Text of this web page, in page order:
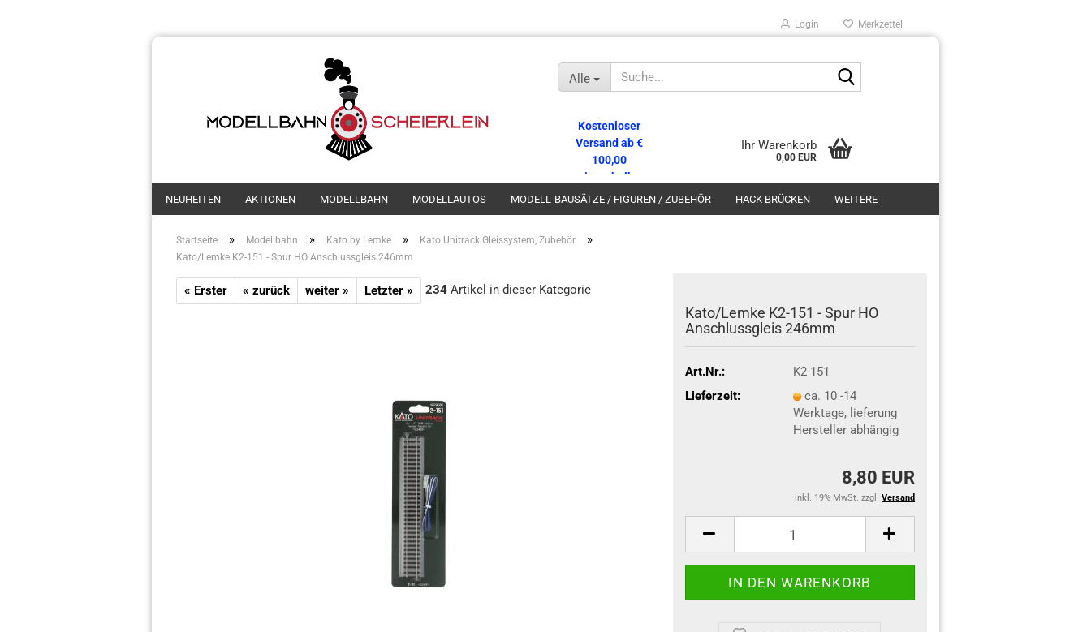
Login Merkzettel
Alle
Kostenloser
Versand ab €
100,00
innerhalb
Deutschlands!
Ihr Warenkorb
0,00 EUR
NEUHEITEN AKTIONEN MODELLBAHN MODELLAUTOS MODELL-BAUSÄTZE / FIGUREN / ZUBEHÖR HACK BRÜCKEN WEITERE
Startseite » Modellbahn » Kato by Lemke » Kato Unitrack Gleissystem, Zubehör »
Kato/Lemke K2-151 - Spur HO Anschlussgleis 246mm
« Erster « zurück weiter » Letzter » 234 Artikel in dieser Kategorie
Kato/Lemke K2-151 - Spur HO
Anschlussgleis 246mm
Art.Nr.:
K2-151
Lieferzeit:
ca. 10 -14
Werktage, lieferung
Hersteller abhängig
8,80 EUR
inkl. 19% MwSt. zzgl. Versand